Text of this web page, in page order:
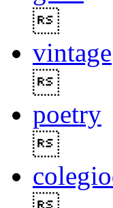
vintage
poetry